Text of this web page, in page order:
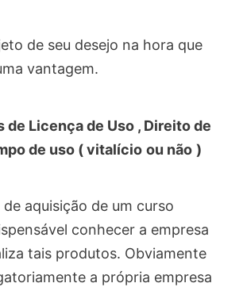
de seu desejo na hora que
vantagem.
de Licença de Uso , Direito de
de uso ( vitalício ou não )
aquisição de um curso
conhecer a empresa
tais produtos. Obviamente
a própria empresa